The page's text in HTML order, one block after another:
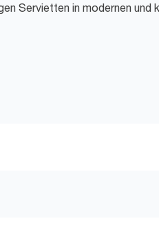
Servietten in modernen